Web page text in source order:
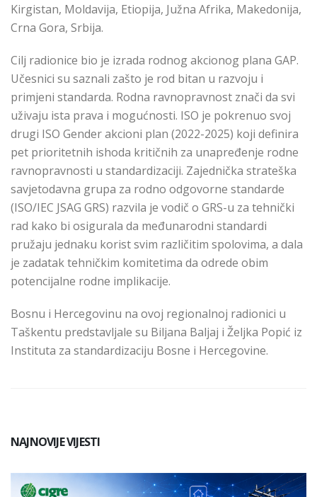
Kirgistan, Moldavija, Etiopija, Južna Afrika, Makedonija,
Crna Gora, Srbija.
Cilj radionice bio je izrada rodnog akcionog plana GAP.
Učesnici su saznali zašto je rod bitan u razvoju i
primjeni standarda. Rodna ravnopravnost znači da svi
uživaju ista prava i mogućnosti. ISO je pokrenuo svoj
drugi ISO Gender akcioni plan (2022-2025) koji definira
pet prioritetnih ishoda kritičnih za unapređenje rodne
ravnopravnosti u standardizaciji. Zajednička strateška
savjetodavna grupa za rodno odgovorne standarde
(ISO/IEC JSAG GRS) razvila je vodič o GRS-u za tehnički
rad kako bi osigurala da međunarodni standardi
pružaju jednaku korist svim različitim spolovima, a dala
je zadatak tehničkim komitetima da odrede obim
potencijalne rodne implikacije.
Bosnu i Hercegovinu na ovoj regionalnoj radionici u
Taškentu predstavljale su Biljana Baljaj i Željka Popić iz
Instituta za standardizaciju Bosne i Hercegovine.
NAJNOVIJE VIJESTI